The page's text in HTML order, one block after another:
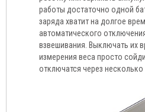
работы достаточно одной
заряда хватит на долгое
автоматического
взвешивания. Выключать их
измерения веса просто
отключатся через несколько